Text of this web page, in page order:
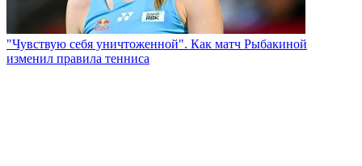
"Чувствую себя уничтоженной". Как матч Рыбакиной
изменил правила тенниса